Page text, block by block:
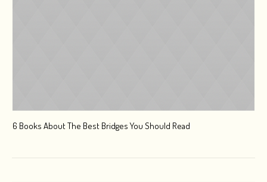
6 Books About The Best Bridges You Should Read